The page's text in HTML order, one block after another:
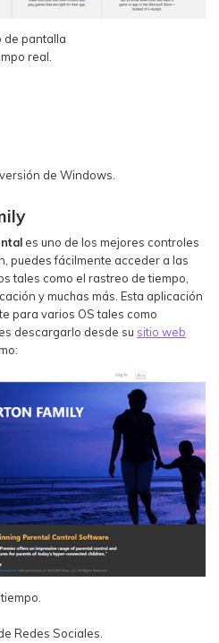
de pantalla
real.
de Windows.
es uno de los mejores controles
puedes fácilmente acceder a las
tales como el rastreo de tiempo,
y muchas más. Esta aplicación
para varios OS tales como
descargarlo desde su sitio web
Redes Sociales.